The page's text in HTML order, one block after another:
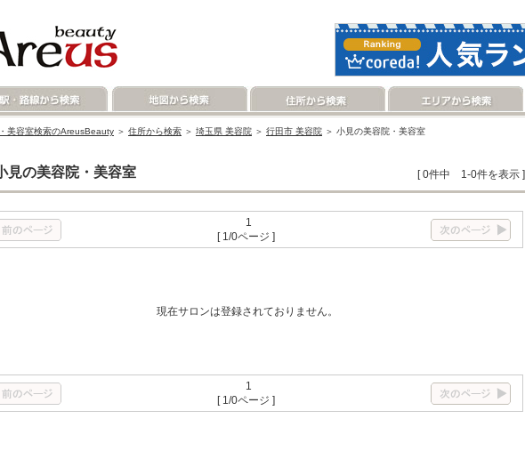
美容室検索のAreusBeauty ＞ 住所から検索 ＞ 埼玉県 美容院 ＞ 行田市 美容院 ＞ 小見の美容院・美容室
見の美容院・美容室 [ 0件中 1-0件を表示 ]
1
[ 1/0ページ ]
現在サロンは登録されておりません。
1
[ 1/0ページ ]